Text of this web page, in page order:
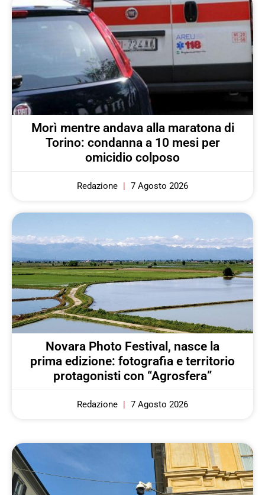
Morì mentre andava alla maratona di
Torino: condanna a 10 mesi per
omicidio colposo
Redazione 7 Agosto 2026
Novara Photo Festival, nasce la
prima edizione: fotografia e territorio
protagonisti con “Agrosfera”
Redazione 7 Agosto 2026